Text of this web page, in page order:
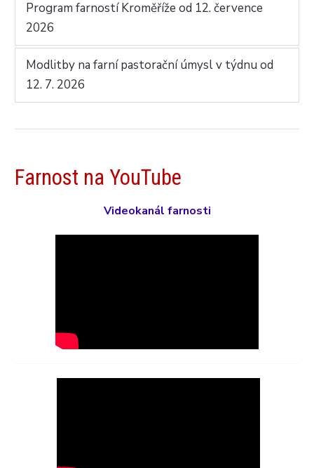
Program farností Kroměříže od 12. července
2026
Modlitby na farní pastorační úmysl v týdnu od
12. 7. 2026
Farnost na YouTube
Videokanál farnosti